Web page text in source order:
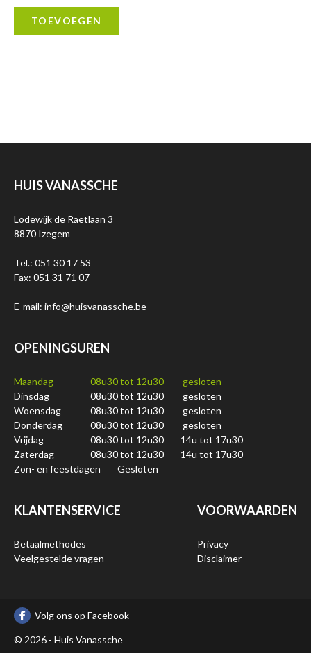
TOEVOEGEN
HUIS VANASSCHE
Lodewijk de Raetlaan 3
8870 Izegem
Tel.: 051 30 17 53
Fax: 051 31 71 07
E-mail: info@huisvanassche.be
OPENINGSUREN
Maandag 08u30 tot 12u30
gesloten
Dinsdag
08u30 tot 12u30
gesloten
Woensdag
08u30 tot 12u30
gesloten
Donderdag
08u30 tot 12u30
gesloten
Vrijdag
08u30 tot 12u30
14u tot 17u30
Zaterdag
08u30 tot 12u30
14u tot 17u30
Zon- en feestdagen
Gesloten
KLANTENSERVICE
Betaalmethodes
Veelgestelde vragen
VOORWAARDEN
Privacy
Disclaimer
Volg ons op Facebook
© 2026 - Huis Vanassche